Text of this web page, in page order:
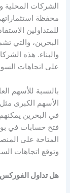
الشركات المحلية
محفظة
للمتداولين
البحرين، والتي
والبناء. هذه
على اتجاهات
بالنسبة للأسهم
الأسهم الكبرى
في البحرين
فتح حسابات في
المتاحة على
وتوقع اتجاهات
هل تداول